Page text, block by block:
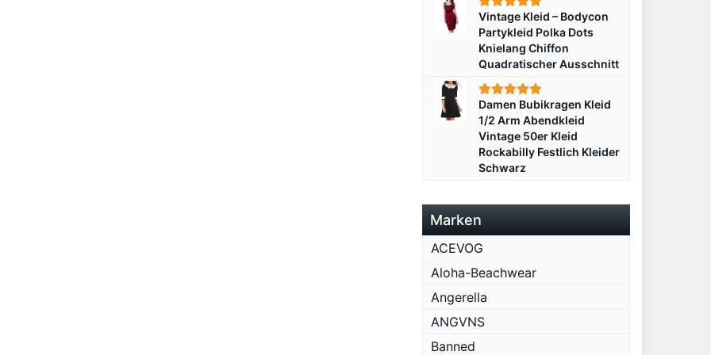
Vintage Kleid – Bodycon
Partykleid Polka Dots
Knielang Chiffon
Quadratischer Ausschnitt
Damen Bubikragen Kleid
1/2 Arm Abendkleid
Vintage 50er Kleid
Rockabilly Festlich Kleider
Schwarz
Marken
ACEVOG
Aloha-Beachwear
Angerella
ANGVNS
Banned